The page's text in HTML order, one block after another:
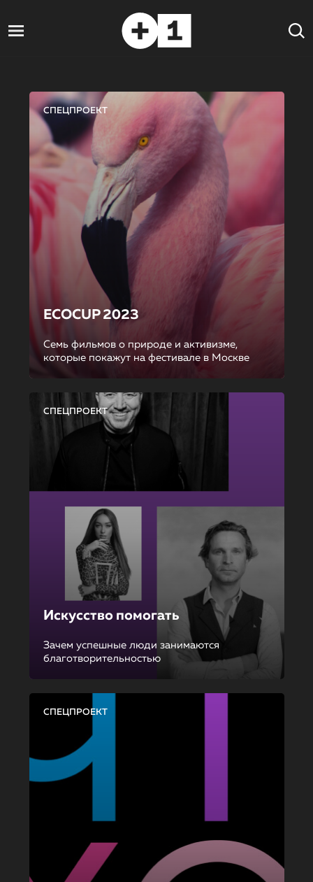
СПЕЦПРОЕКТ
ECOCUP 2023
Семь фильмов о природе и активизме,
которые покажут на фестивале в Москве
СПЕЦПРОЕКТ
Искусство помогать
Зачем успешные люди занимаются
благотворительностью
СПЕЦПРОЕКТ